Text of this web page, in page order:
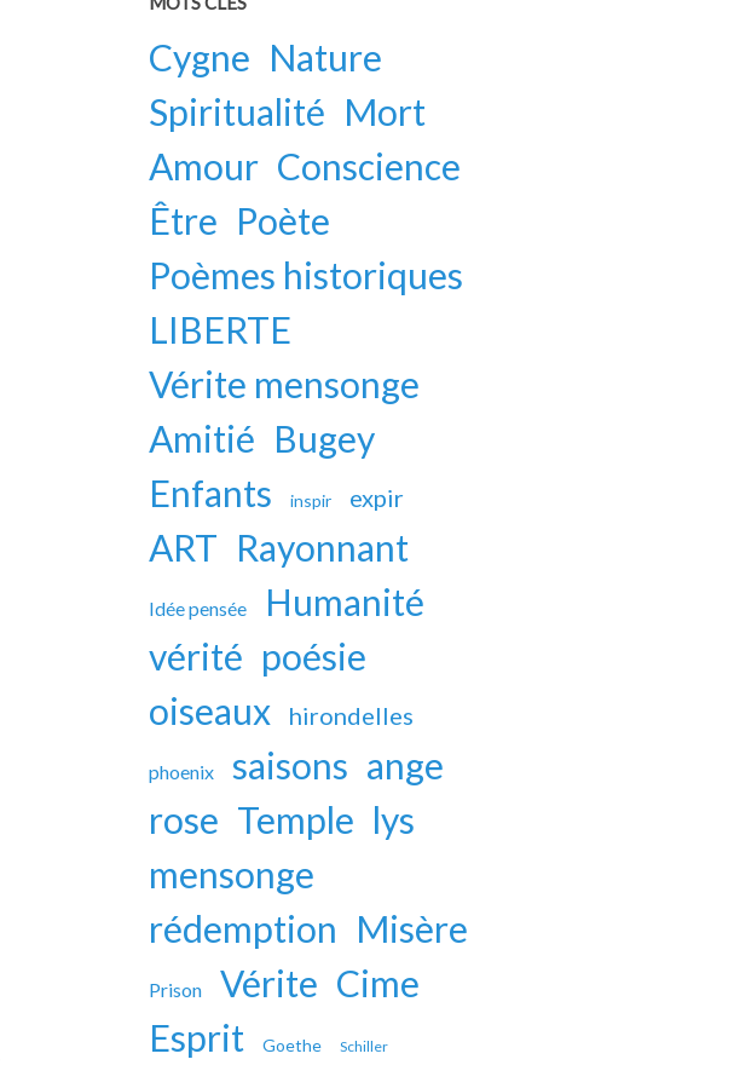
Cygne Nature
Spiritualité Mort
Amour Conscience
Être Poète
Poèmes historiques
LIBERTE
Vérite mensonge
Amitié Bugey
Enfants
inspir expir
ART Rayonnant
Idée pensée
Humanité
vérité poésie
oiseaux
hirondelles
phoenix saisons ange
rose Temple lys
mensonge
rédemption Misère
Prison Vérite Cime
Esprit
Goethe Schiller